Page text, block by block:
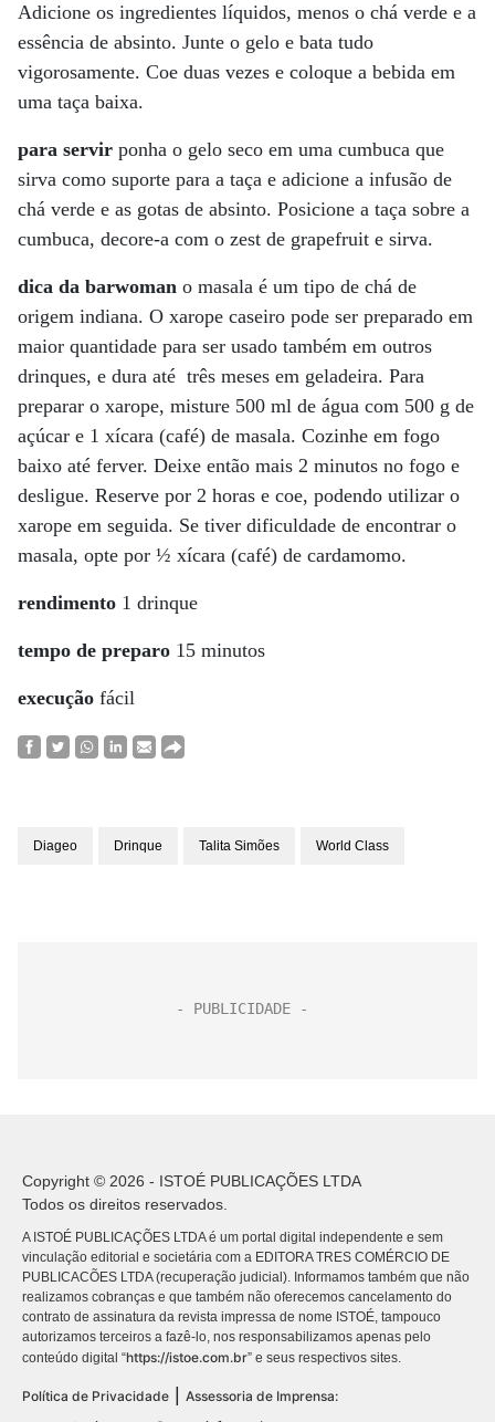
Adicione os ingredientes líquidos, menos o chá verde e a
essência de absinto. Junte o gelo e bata tudo
vigorosamente. Coe duas vezes e coloque a bebida em
uma taça baixa.
para servir ponha o gelo seco em uma cumbuca que
sirva como suporte para a taça e adicione a infusão de
chá verde e as gotas de absinto. Posicione a taça sobre a
cumbuca, decore-a com o zest de grapefruit e sirva.
dica da barwoman o masala é um tipo de chá de
origem indiana. O xarope caseiro pode ser preparado em
maior quantidade para ser usado também em outros
drinques, e dura até três meses em geladeira. Para
preparar o xarope, misture 500 ml de água com 500 g de
açúcar e 1 xícara (café) de masala. Cozinhe em fogo
baixo até ferver. Deixe então mais 2 minutos no fogo e
desligue. Reserve por 2 horas e coe, podendo utilizar o
xarope em seguida. Se tiver dificuldade de encontrar o
masala, opte por ½ xícara (café) de cardamomo.
rendimento 1 drinque
tempo de preparo 15 minutos
execução fácil
Diageo Drinque Talita Simões World Class
Copyright © 2026 - ISTOÉ PUBLICAÇÕES LTDA
Todos os direitos reservados.
A ISTOÉ PUBLICAÇÕES LTDA é um portal digital independente e sem
vinculação editorial e societária com a EDITORA TRES COMÉRCIO DE
PUBLICACÕES LTDA (recuperação judicial). Informamos também que não
realizamos cobranças e que também não oferecemos cancelamento do
contrato de assinatura da revista impressa de nome ISTOÉ, tampouco
autorizamos terceiros a fazê-lo, nos responsabilizamos apenas pelo
conteúdo digital “https://istoe.com.br” e seus respectivos sites.
Política de Privacidade
Assessoria de Imprensa: